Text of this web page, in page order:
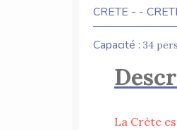
CRETE - -
Capacité : 34
La Crète